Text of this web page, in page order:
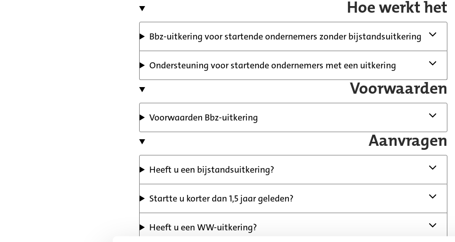
Hoe werkt het
Bbz-uitkering voor startende ondernemers zonder bijstandsuitkering
Ondersteuning voor startende ondernemers met een uitkering
Voorwaarden
Voorwaarden Bbz-uitkering
Aanvragen
Heeft u een bijstandsuitkering?
Startte u korter dan 1,5 jaar geleden?
Heeft u een WW-uitkering?